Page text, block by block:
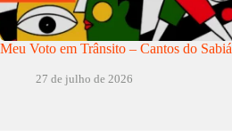
Meu Voto em Trânsito – Cantos do Sabiá
27 de julho de 2026